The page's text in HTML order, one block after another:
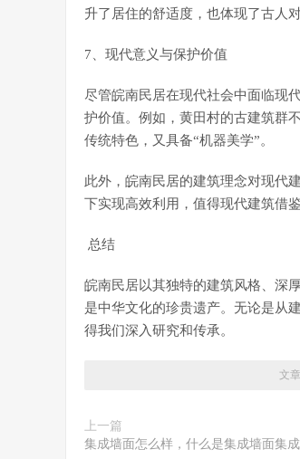
升了居住的舒适度，也体现了古人
7、现代意义与保护价值
尽管皖南民居在现代社会中面临现
护价值。例如，黄田村的古建筑群
传统特色，又具备“机器美学”。
此外，皖南民居的建筑理念对现代
下实现高效利用，值得现代建筑借鉴
总结
皖南民居以其独特的建筑风格、深
是中华文化的珍贵遗产。无论是从
得我们深入研究和传承。
文
上一篇
集成墙面怎么样，什么是集成墙面集